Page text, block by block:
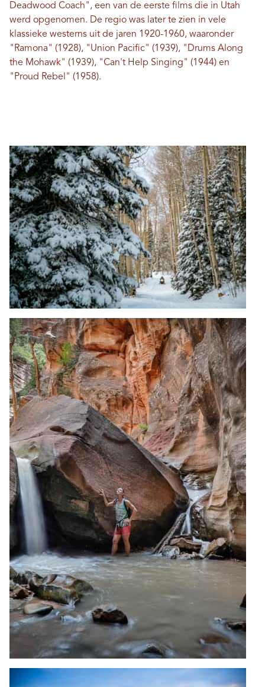
Deadwood Coach", een van de eerste films die in Utah
werd opgenomen. De regio was later te zien in vele
klassieke westerns uit de jaren 1920-1960, waaronder
"Ramona" (1928), "Union Pacific" (1939), "Drums Along
the Mohawk" (1939), "Can't Help Singing" (1944) en
"Proud Rebel" (1958).